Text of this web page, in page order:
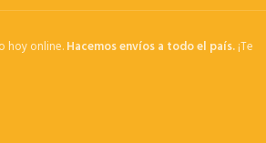
hoy online.Hacemos envíos a todo el país.¡Te